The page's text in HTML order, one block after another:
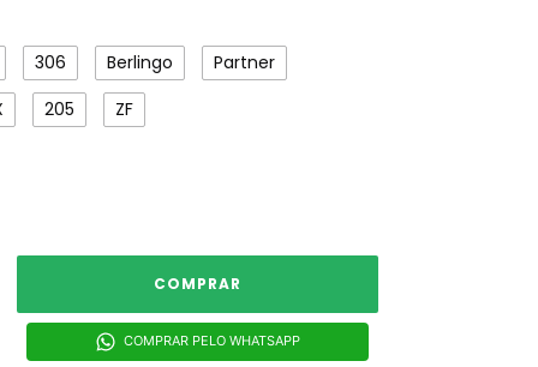
306 Berlingo
Partner
205 ZF
COMPRAR PELO WHATSAPP